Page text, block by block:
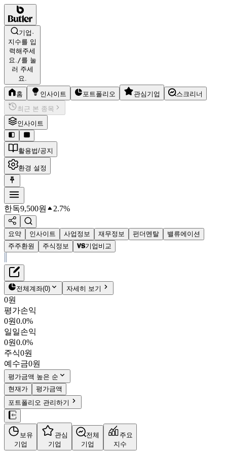
기업·
지수를 입
력해주세
요./를 눌
러 주세
요.
홈 인사이트 포트폴리오 관심기업
스크리너
최근 본 종목
인사이트
활용법/공지
환경 설정
한독9,500원 2.7%
요약 인사이트 사업정보 재무정보 펀더멘탈
밸류에이션
주주환원
주식정보 기업비교
한독
9,500원
002390
KOSPI
시가총액
PBR0.49
PER-
fPER -
배당수익률2.11%
자사주비율5.61%
결산월12월
4분기누적
10년
주재무제표
재무정보
펀더멘탈
밸류에이션
주주환원
주식정보
전체계좌(0) 자세히 보기
0원
평가손익
0원0.0%
일일손익
0원0.0%
주식0원
예수금0원
평가금액 높은 순
현재가
평가금액
포트폴리오 관리하기
보유
기업
관심
기업
전체
기업
주요
지수